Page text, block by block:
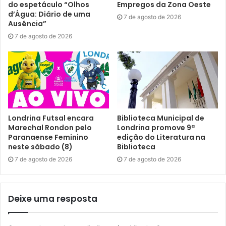
Para isso, foram selecionadas obras que transitam
livremente entre diferentes períodos e estilos,
aproximando o público das múltiplas linguagens que
Sebastian Bach, Astor Piazzolla, Dvořák, Alban Berg,
Robert Schumann, Manuel Ponce, Camille Saint-
Saëns e Arvo Pärt.
do espetáculo “Olhos
d’Água: Diário de uma
Ausência”
7 de agosto de 2026
Empregos da Zona Oeste
7 de agosto de 2026
Londrina Futsal encara
Marechal Rondon pelo
Paranaense Feminino
neste sábado (8)
7 de agosto de 2026
Biblioteca Municipal de
Londrina promove 9ª
edição do Literatura na
Biblioteca
7 de agosto de 2026
Deixe uma resposta